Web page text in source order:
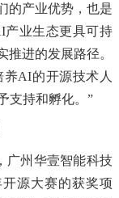
的产业优势，也是
产业生态更具可持
进的发展路径。
AI的开源技术人
支持和孵化。”
广州华壹智能科技
源大赛的获奖项